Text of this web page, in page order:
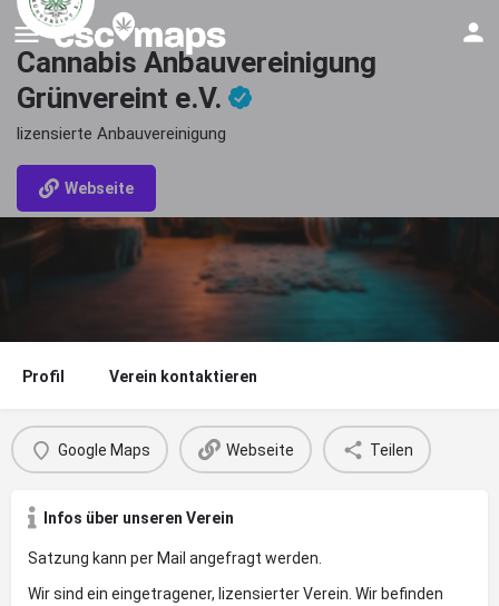
Cannabis Anbauvereinigung
Grünvereint e.V.
lizensierte Anbauvereinigung
Webseite
Profil Verein kontaktieren
Google Maps Webseite Teilen
Infos über unseren Verein
Satzung kann per Mail angefragt werden.
Wir sind ein eingetragener, lizensierter Verein. Wir befinden